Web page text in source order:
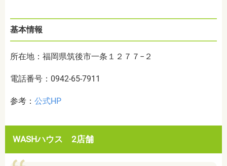
基本情報
所在地：福岡県筑後市一条１２７７−２
電話番号：0942-65-7911
参考： 公式HP
WASHハウス 2店舗